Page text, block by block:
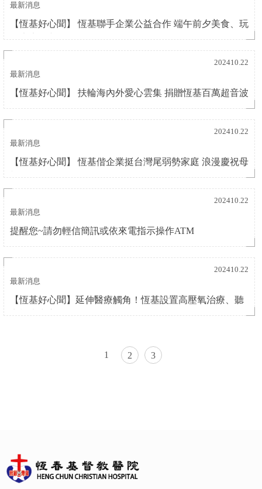
最新消息
【恆基好心聞】 恆基聯手企業公益合作 端午前夕美食、玩
偶療癒獨老長輩
202410.22
最新消息
【恆基好心聞】 扶輪海內外愛心雲集 捐贈恆基百萬超音波
設備
202410.22
最新消息
【恆基好心聞】 恆基偕企業挺台灣尾弱勢家庭 浪漫慶祝母
親節
202410.22
最新消息
提醒您~請勿輕信簡訊或依來電指示操作ATM
202410.22
最新消息
【恆基好心聞】延伸醫療觸角！恆基設置高壓氧治療、聽
力檢查中心
1 2 3